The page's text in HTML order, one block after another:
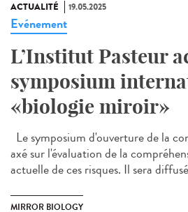
ACTUALITÉ 19.05.2025
Evénement
L’Institut Pasteur
symposium
«biologie miroir»
Le symposium d'ouverture de la
axé sur l'évaluation de la
actuelle de ces risques. Il sera
MIRROR BIOLOGY